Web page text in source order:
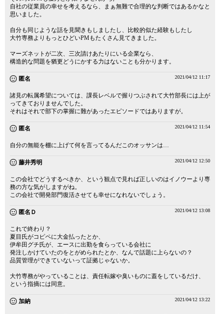
自社の従業員の幸せを考えるなら、まぁ無難で合理的な判断ではあるかなと
思いました。
自分も同じような話を見聞きもしましたし、比較的似た経験もしたし
大竹専務よりもっとひどいPMもたくさん見てきました。
マーズネットが二次、三次請けあたりにいる企業なら、
構造的な問題を猶更どうにかする力はないことも分かります。
匿名 2021/04/12 11:17
諸見の転属希望については、課長レベルで握りつぶされて大竹部長には上が
ってきておりませんでした。
それはそれで部下の掌握に難があったエピソードではありますが。
匿名 2021/04/12 11:54
自分の無能を棚に上げて何を言ってるんだこのオッサンは…
藤井秀明 2021/04/12 12:50
この会社でどうするべきか、という観点で見れば正しいのはイノウーより専
務の方な気がしますがね。
この会社で開発部門復活させても幸せになれないでしょう。
匿名Ｄ 2021/04/12 13:08
これで終わり？
夏目氏がコピペに大金払ったとか、
伊牟田グチ氏が、エースに出勤を食らっている会社に
発注しかけていたのをとがめられたとか、なんで話題に上らないの？
品質管理ができていないって証拠じゃないか。
大竹専務がやっていることは、責任転嫁や臭いものに蓋をしているだけ、
という指摘には同意。
加納 2021/04/12 13:22